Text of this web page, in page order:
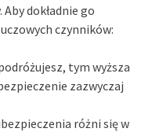
dokładnie go
czynników:
tym wyższa
zazwyczaj
różni się w